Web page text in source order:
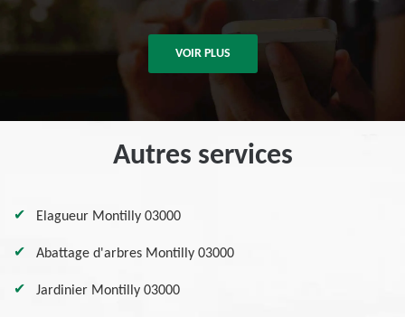
VOIR PLUS
Autres services
Elagueur Montilly 03000
Abattage d'arbres Montilly 03000
Jardinier Montilly 03000